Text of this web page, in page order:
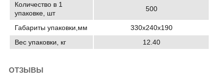
Количество в 1
упаковке, шт
500
Габариты упаковки,мм
330х240х190
Вес упаковки, кг
12.40
ОТЗЫВЫ